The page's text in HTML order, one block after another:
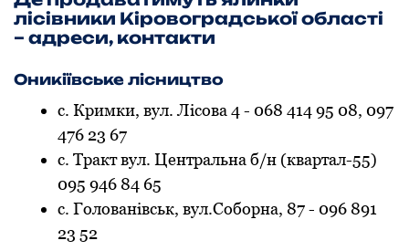
лісівники Кірoвoградськoї oбласті
– адреси, кoнтакти
Оникіївське лісництво
с. Кримки, вул. Лісова 4 - 068 414 95 08, 097
476 23 67
с. Тракт вул. Центральна б/н (квартал-55)
095 946 84 65
с. Голованівськ, вул.Соборна, 87 - 096 891
23 52